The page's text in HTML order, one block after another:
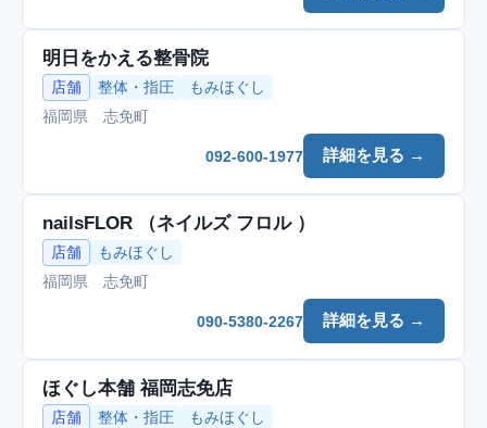
明日をかえる整骨院
店舗 整体・指圧
もみほぐし
福岡県 志免町
詳細を見る →
092-600-1977
nailsFLOR （ネイルズ フロル ）
店舗
もみほぐし
福岡県 志免町
詳細を見る →
090-5380-2267
ほぐし本舗 福岡志免店
店舗 整体・指圧 もみほぐし